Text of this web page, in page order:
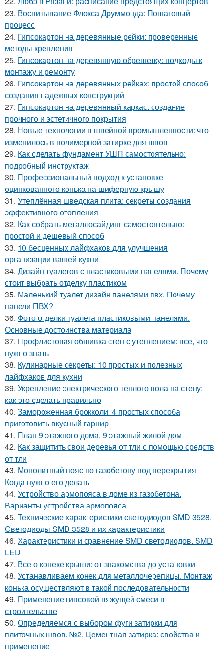
23. Воспитывание Флокса Друммонда: Пошаговый
процесс
24. Гипсокартон на деревянные рейки: проверенные
методы крепления
25. Гипсокартон на деревянную обрешетку: подходы к
монтажу и ремонту
26. Гипсокартон на деревянных рейках: простой способ
создания надежных конструкций
27. Гипсокартон на деревянный каркас: создание
прочного и эстетичного покрытия
28. Новые технологии в швейной промышленности: что
изменилось в полимерной затирке для швов
29. Как сделать фундамент УШП самостоятельно:
подробный инструктаж
30. Профессиональный подход к установке
оцинкованного конька на шиферную крышу
31. Утеплённая шведская плита: секреты создания
эффективного отопления
32. Как собрать металлосайдинг самостоятельно:
простой и дешевый способ
33. 10 бесценных лайфхаков для улучшения
организации вашей кухни
34. Дизайн туалетов с пластиковыми панелями. Почему
стоит выбрать отделку пластиком
35. Маленький туалет дизайн панелями пвх. Почему
панели ПВХ?
36. Фото отделки туалета пластиковыми панелями.
Основные достоинства материала
37. Профлистовая обшивка стен с утеплением: все, что
нужно знать
38. Кулинарные секреты: 10 простых и полезных
лайфхаков для кухни
39. Укрепление электрического теплого пола на стену:
как это сделать правильно
40. Замороженная брокколи: 4 простых способа
приготовить вкусный гарнир
41. План 9 этажного дома. 9 этажный жилой дом
42. Как защитить свои деревья от тли с помощью средств
от тли
43. Монолитный пояс по газобетону под перекрытия.
Когда нужно его делать
44. Устройство армопояса в доме из газобетона.
Варианты устройства армопояса
45. Технические характеристики светодиодов SMD 3528.
Светодиоды SMD 3528 и их характеристики
46. Характеристики и сравнение SMD светодиодов. SMD
LED
47. Все о конеке крыши: от знакомства до установки
48. Устанавливаем конек для металлочерепицы. Монтаж
конька осуществляют в такой последовательности
49. Применение гипсовой вяжущей смеси в
строительстве
50. Определяемся с выбором фуги затирки для
плиточных швов. №2. Цементная затирка: свойства и
применение